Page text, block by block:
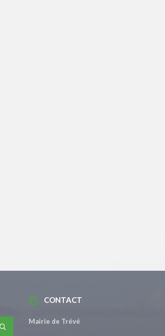
CONTACT
Mairie de Trévé